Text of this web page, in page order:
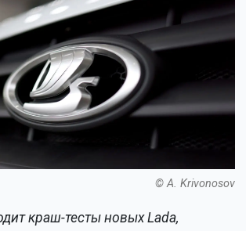
© A. Krivonosov
краш-тесты новых Lada,